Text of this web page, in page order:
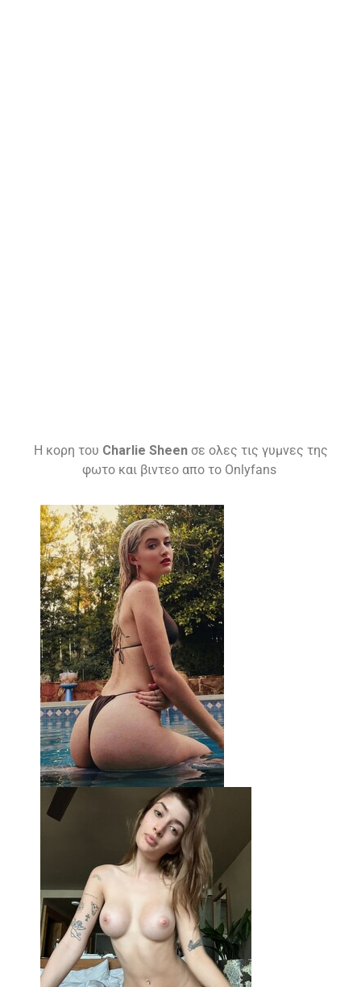
H κορη του Charlie Sheenσε ολες τις γυμνες της
φωτο και βιντεο απο το Onlyfans